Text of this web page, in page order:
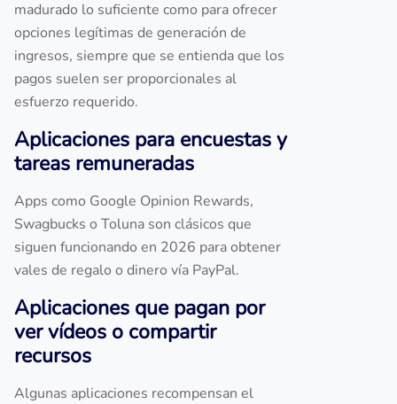
madurado lo suficiente como para ofrecer
opciones legítimas de generación de
ingresos, siempre que se entienda que los
pagos suelen ser proporcionales al
esfuerzo requerido.
Aplicaciones para encuestas y
tareas remuneradas
Apps como Google Opinion Rewards,
Swagbucks o Toluna son clásicos que
siguen funcionando en 2026 para obtener
vales de regalo o dinero vía PayPal.
Aplicaciones que pagan por
ver vídeos o compartir
recursos
Algunas aplicaciones recompensan el